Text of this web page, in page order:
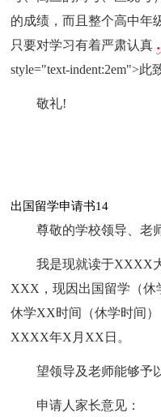
的成绩，而且整个高中年
只要对学习有着严肃认真
style="text-indent:2em">此
敬礼!
出国留学申请书14
尊敬的学校领导、老
我是现就读于XXXX
XXX，现因出国留学（休
休学XX时间（休学时间
XXXX年X月XX日。
望领导及老师能够予
申请人家长意见：